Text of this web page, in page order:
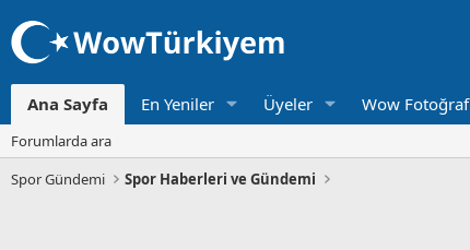
Ana Sayfa En Yeniler Üyeler Wow Fotoğraf
Forumlarda ara
Spor Gündemi
Spor Haberleri ve Gündemi